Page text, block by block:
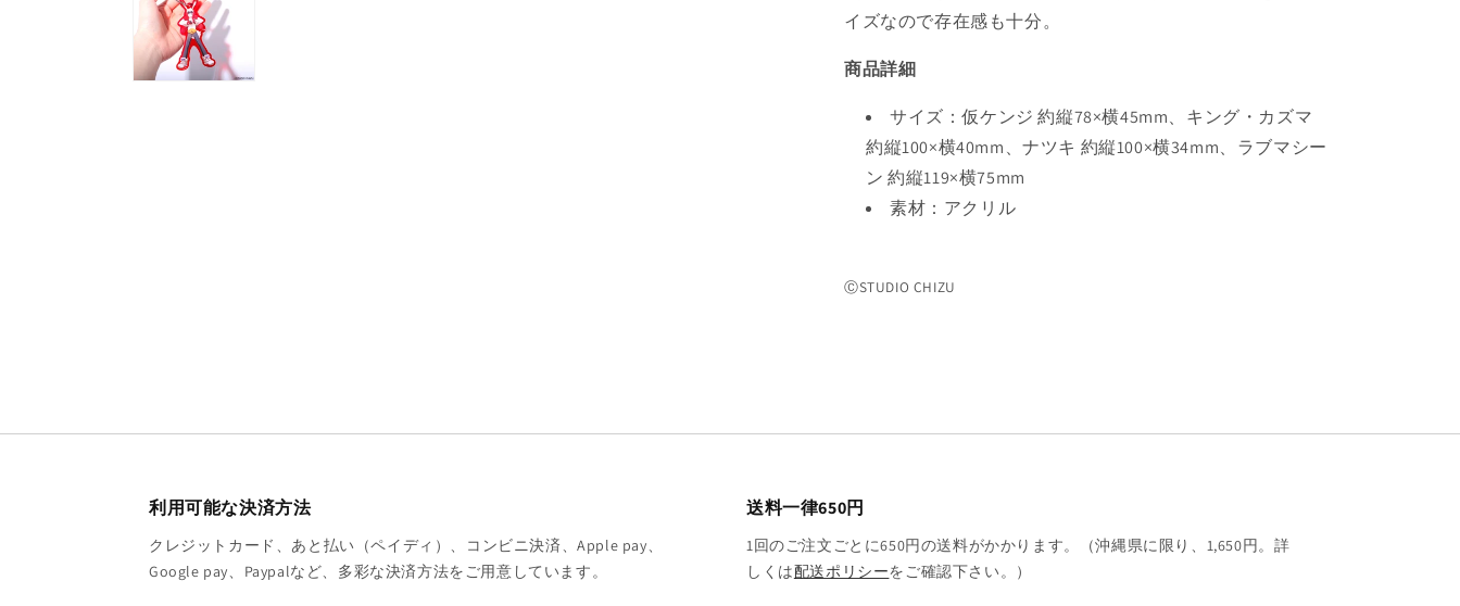
ル
ダ
ー
量
を
減
ル
の
量
を
増
イズなので存在感も十分。
商品詳細
サイズ：仮ケンジ 約縦78×横45mm、キング・カズマ
約縦100×横40mm、ナツキ 約縦100×横34mm、ラブマシー
ン 約縦119×横75mm
素材：アクリル
ⒸSTUDIO CHIZU
利用可能な決済方法
クレジットカード、あと払い（ペイディ）、コンビニ決済、Apple pay、
Google pay、Paypalなど、多彩な決済方法をご用意しています。
送料一律650円
1回のご注文ごとに650円の送料がかかります。（沖縄県に限り、1,650円。詳
しくは配送ポリシーをご確認下さい。）